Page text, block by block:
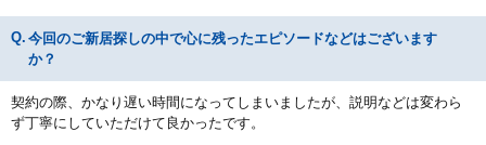
今回のご新居探しの中で心に残ったエピソードなどはございます
か？
契約の際、かなり遅い時間になってしまいましたが、説明などは変わら
ず丁寧にしていただけて良かったです。